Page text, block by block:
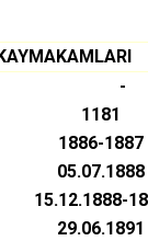
-
1181
1886-1887
05.07.1888
15.12.1888-
29.06.1891